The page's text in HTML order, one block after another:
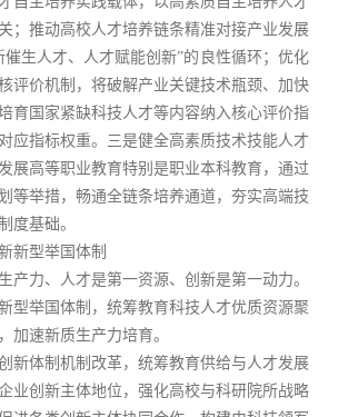
；推动高校人才培养链条精准对接产业发展
催生人才、人才赋能创新”的良性循环；优化
评价机制，将破解产业关键技术瓶颈、加快
育国家紧缺科技人才等内容纳入核心评价指
应指标权重。三是健全高素质技术技能人才
展高等职业教育特别是职业本科教育，通过
等举措，畅通全链条培养通道，夯实高端技
度基础。
型举国体制
力、人才是第一资源、创新是第一动力。
型举国体制，统筹教育科技人才优质资源聚
加速新质生产力培育。
体制机制改革，统筹教育供给与人才发展
业创新主体地位，强化高校与科研院所战略